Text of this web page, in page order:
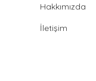
Hakkımızda
İletişim